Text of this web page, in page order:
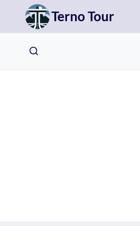
Přeskočit
obsah
Terno Tour